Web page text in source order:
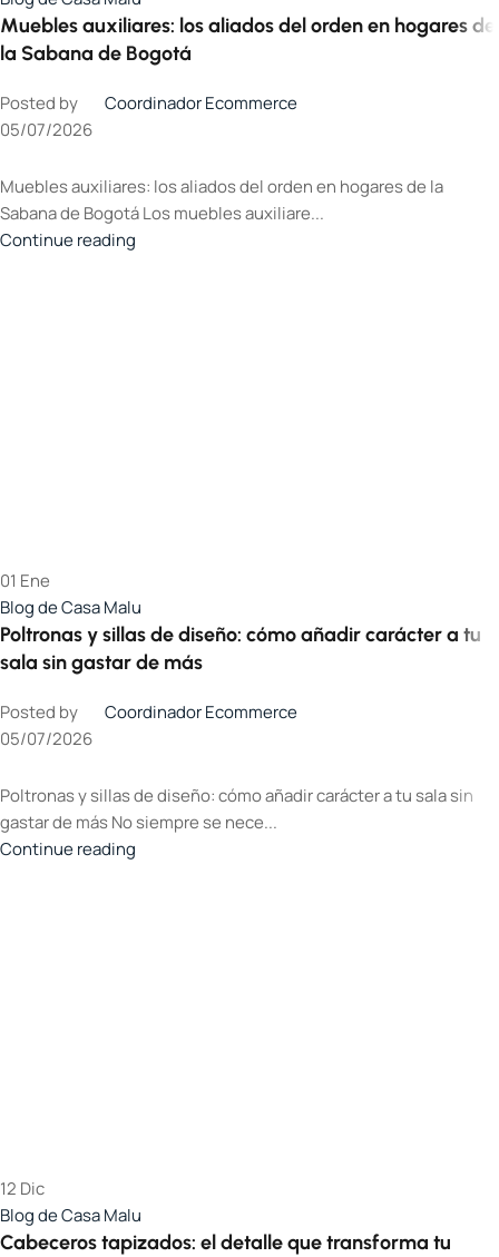
Muebles auxiliares: los aliados del orden en hogares de
la Sabana de Bogotá
Posted by
Coordinador Ecommerce
05/07/2026
Muebles auxiliares: los aliados del orden en hogares de la
Sabana de Bogotá Los muebles auxiliare...
Continue reading
01 Ene
Blog de Casa Malu
Poltronas y sillas de diseño: cómo añadir carácter a tu
sala sin gastar de más
Posted by
Coordinador Ecommerce
05/07/2026
Poltronas y sillas de diseño: cómo añadir carácter a tu sala sin
gastar de más No siempre se nece...
Continue reading
12 Dic
Blog de Casa Malu
Cabeceros tapizados: el detalle que transforma tu